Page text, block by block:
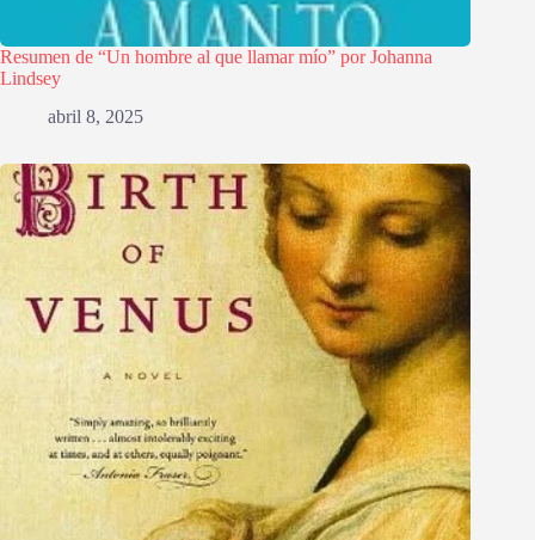
Resumen de “Un hombre al que llamar mío” por Johanna
Lindsey
abril 8, 2025